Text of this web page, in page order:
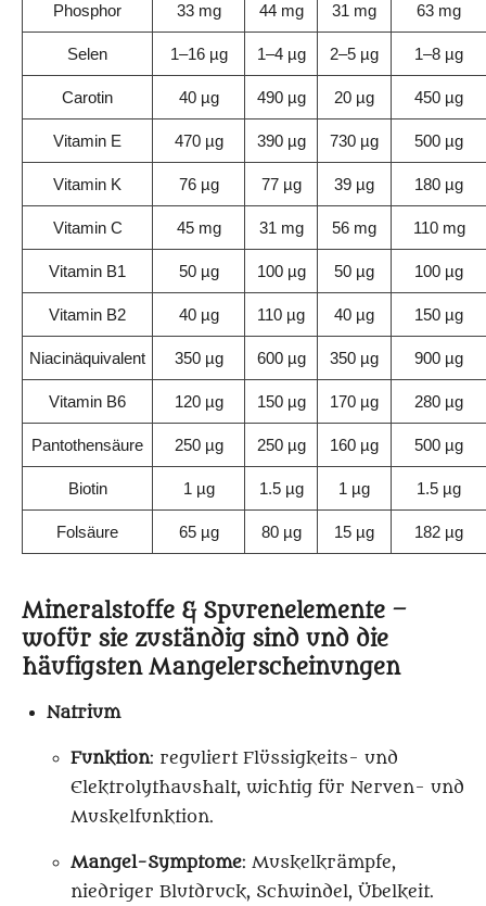
Phosphor 33 mg 44 mg 31 mg 63 mg
Selen 1–16 µg 1–4 µg 2–5 µg 1–8 µg
Carotin 40 µg 490 µg 20 µg 450 µg
Vitamin E 470 µg 390 µg 730 µg 500 µg
Vitamin K 76 µg 77 µg 39 µg 180 µg
Vitamin C 45 mg 31 mg 56 mg 110 mg
Vitamin B1 50 µg 100 µg 50 µg 100 µg
Vitamin B2 40 µg 110 µg 40 µg 150 µg
Niacinäquivalent 350 µg 600 µg 350 µg 900 µg
Vitamin B6 120 µg 150 µg 170 µg 280 µg
Pantothensäure 250 µg 250 µg 160 µg 500 µg
Biotin 1 µg 1.5 µg 1 µg 1.5 µg
Folsäure 65 µg 80 µg 15 µg 182 µg
Mineralstoffe & Spurenelemente –
wofür sie zuständig sind und die
häufigsten Mangelerscheinungen
Natrium
Funktion: reguliert Flüssigkeits- und
Elektrolythaushalt, wichtig für Nerven- und
Muskelfunktion.
Mangel-Symptome: Muskelkrämpfe,
niedriger Blutdruck, Schwindel, Übelkeit.